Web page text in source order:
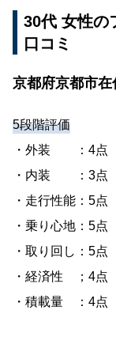
30代 女性の
口コミ
京都府京都市
5段階評価
・外装 ：4点
・内装 ：3点
・走行性能：5点
・乗り心地：5点
・取り回し：5点
・経済性 ；4点
・積載量 ：4点